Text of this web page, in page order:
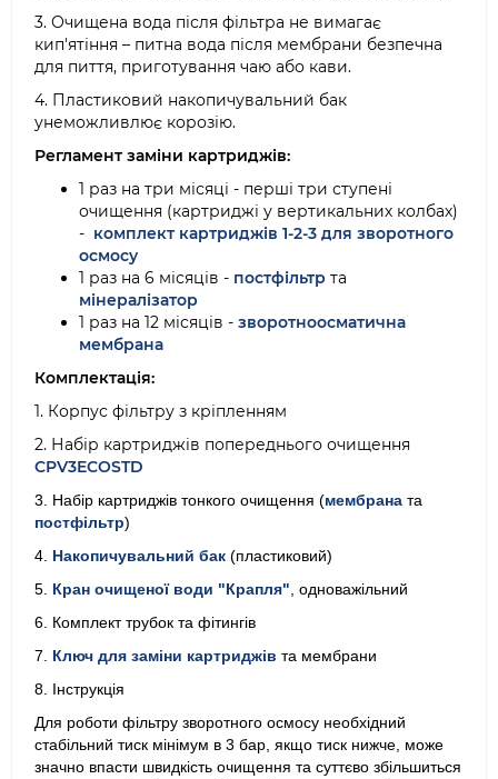
3. Очищена вода після фільтра не вимагає
кип'ятіння – питна вода після мембрани безпечна
для пиття, приготування чаю або кави.
4. Пластиковий накопичувальний бак
унеможливлює корозію.
Регламент заміни картриджів:
1 раз на три місяці - перші три ступені
очищення (картриджі у вертикальних колбах)
- комплект картриджів 1-2-3 для зворотного
осмосу
1 раз на 6 місяців - постфільтр та
мінералізатор
1 раз на 12 місяців - зворотноосматична
мембрана
Комплектація:
1. Корпус фільтру з кріпленням
2. Набір картриджів попереднього очищення
CPV3ECOSTD
3. Набір картриджів тонкого очищення (мембрана та
постфільтр)
4. Накопичувальний бак (пластиковий)
5. Кран очищеної води "Крапля" , одноважільний
6. Комплект трубок та фітингів
7. Ключ для заміни картриджів та мембрани
8. Інструкція
Для роботи фільтру зворотного осмосу необхідний
стабільний тиск мінімум в 3 бар, якщо тиск нижче, може
значно впасти швидкість очищення та суттєво збільшиться